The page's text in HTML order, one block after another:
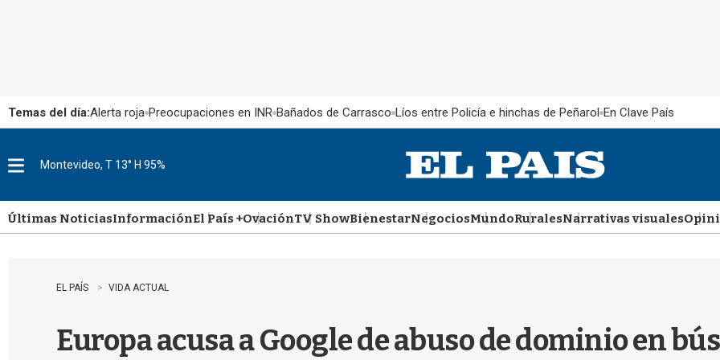
Temas del día:Alerta roja Preocupaciones en INR Bañados de Carrasco Líos entre Policía e hinchas de Peñarol En Clave País
u
Montevideo, T 13° H 95%
Últimas NoticiasInformaciónEl País +OvaciónTV ShowBienestarNegociosMundoRuralesNarrativas visuales
EL PAÍS VIDA ACTUAL
Europa acusa a Google de abuso de dominio en